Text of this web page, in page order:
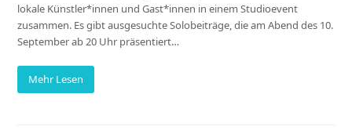
lokale Künstler*innen und Gast*innen in einem Studioevent
zusammen. Es gibt ausgesuchte Solobeiträge, die am Abend des 10.
September ab 20 Uhr präsentiert…
Mehr Lesen